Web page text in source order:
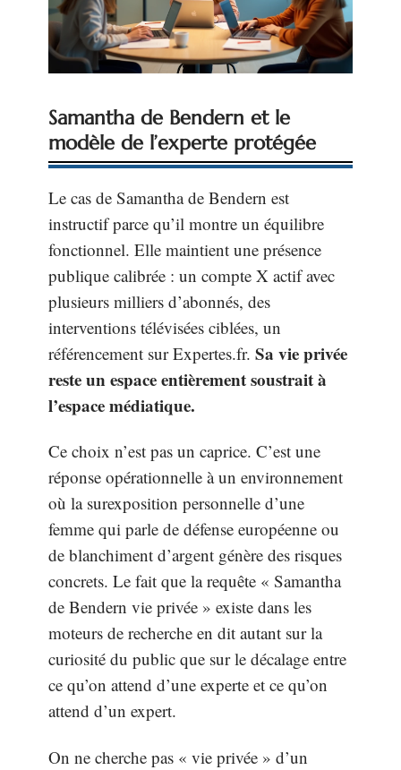
Samantha de Bendern et le
modèle de l’experte protégée
Le cas de Samantha de Bendern est
instructif parce qu’il montre un équilibre
fonctionnel. Elle maintient une présence
publique calibrée : un compte X actif avec
plusieurs milliers d’abonnés, des
interventions télévisées ciblées, un
référencement sur Expertes.fr. Sa vie privée
reste un espace entièrement soustrait à
l’espace médiatique.
Ce choix n’est pas un caprice. C’est une
réponse opérationnelle à un environnement
où la surexposition personnelle d’une
femme qui parle de défense européenne ou
de blanchiment d’argent génère des risques
concrets. Le fait que la requête « Samantha
de Bendern vie privée » existe dans les
moteurs de recherche en dit autant sur la
curiosité du public que sur le décalage entre
ce qu’on attend d’une experte et ce qu’on
attend d’un expert.
On ne cherche pas « vie privée » d’un